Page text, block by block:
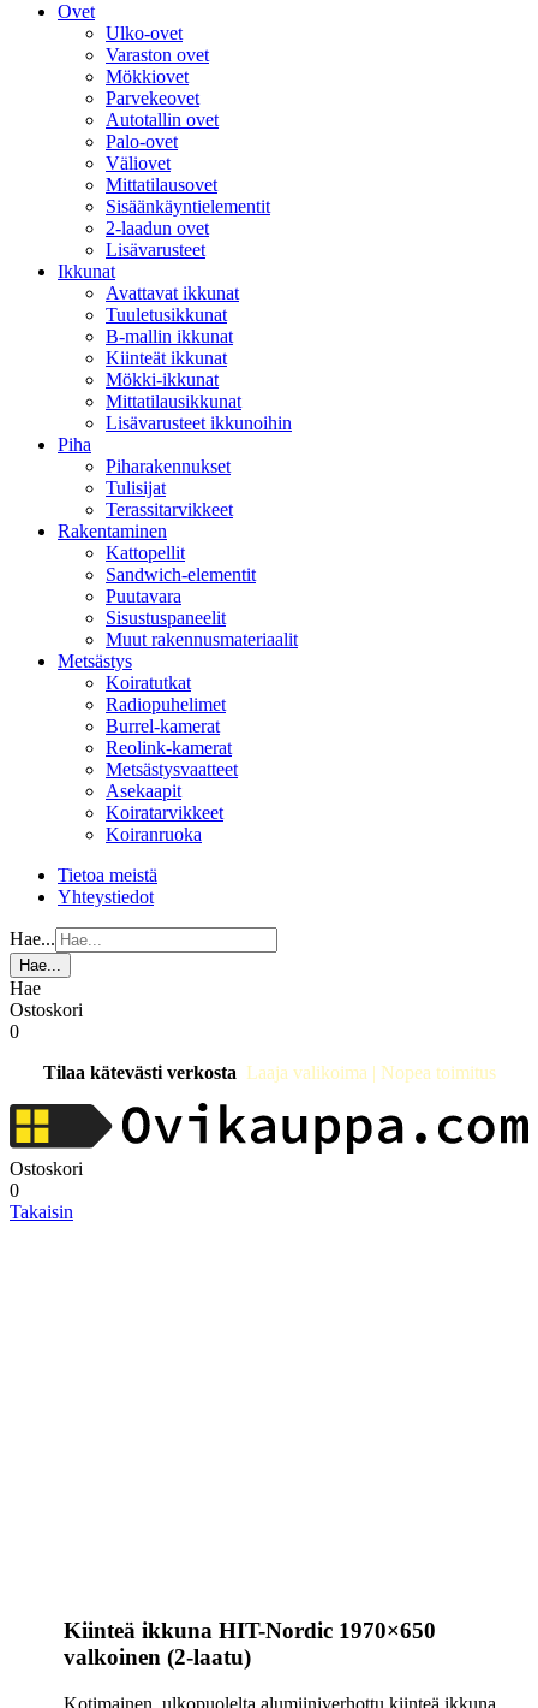
Ovet
Ulko-ovet
Varaston ovet
Mökkiovet
Parvekeovet
Autotallin ovet
Palo-ovet
Väliovet
Mittatilausovet
Sisäänkäyntielementit
2-laadun ovet
Lisävarusteet
Ikkunat
Avattavat ikkunat
Tuuletusikkunat
B-mallin ikkunat
Kiinteät ikkunat
Mökki-ikkunat
Mittatilausikkunat
Lisävarusteet ikkunoihin
Piha
Piharakennukset
Tulisijat
Terassitarvikkeet
Rakentaminen
Kattopellit
Sandwich-elementit
Puutavara
Sisustuspaneelit
Muut rakennusmateriaalit
Metsästys
Koiratutkat
Radiopuhelimet
Burrel-kamerat
Reolink-kamerat
Metsästysvaatteet
Asekaapit
Koiratarvikkeet
Koiranruoka
Tietoa meistä
Yhteystiedot
Hae...
Hae...
Hae
Ostoskori
0
Tilaa kätevästi verkosta Laaja valikoima | Nopea toimitus
Ostoskori
0
Takaisin
Kiinteä ikkuna HIT-Nordic 1970×650
valkoinen (2-laatu)
Kotimainen, ulkopuolelta alumiiniverhottu kiinteä ikkuna,